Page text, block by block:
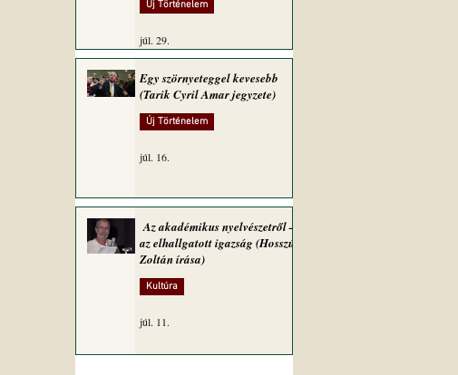
Új Történelem
júl. 29.
Egy szörnyeteggel kevesebb
(Tarik Cyril Amar jegyzete)
Új Történelem
júl. 16.
Az akadémikus nyelvészetről –
az elhallgatott igazság (Hosszú
Zoltán írása)
Kultúra
júl. 11.